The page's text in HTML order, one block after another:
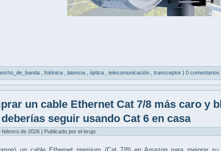
fotónica latencia óptica telecomunicación transceptor 0 comentarios
un cable Ethernet Cat 7/8 más caro y
seguir usando Cat 6 en casa
febrero de 2026 | Publicado por el-brujo